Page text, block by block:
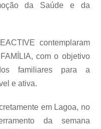
da Saúde e da
contemplaram
com o objetivo
familiares para a
e ativa.
em Lagoa, no
da semana